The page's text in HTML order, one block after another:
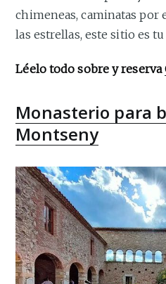
chimeneas, caminatas por
las estrellas, este sitio es
Léelo todo sobre y reserva
Monasterio para
Montseny